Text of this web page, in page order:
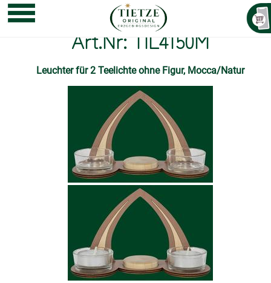
Art.Nr: TIL4150M
Leuchter für 2 Teelichte ohne Figur, Mocca/Natur